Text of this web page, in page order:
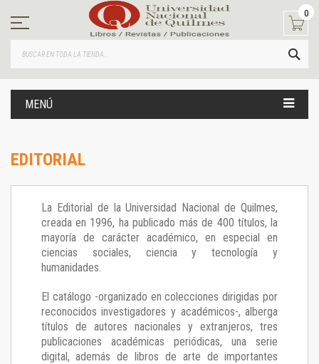
contenido
0
MENÚ
EDITORIAL
La Editorial de la Universidad Nacional de Quilmes,
creada en 1996, ha publicado más de 400 títulos, la
mayoría de carácter académico, en especial en
ciencias sociales, ciencia y tecnología y
humanidades.
El catálogo -organizado en colecciones dirigidas por
reconocidos investigadores y académicos-, alberga
títulos de autores nacionales y extranjeros, tres
publicaciones académicas periódicas, una serie
digital, además de libros de arte de importantes